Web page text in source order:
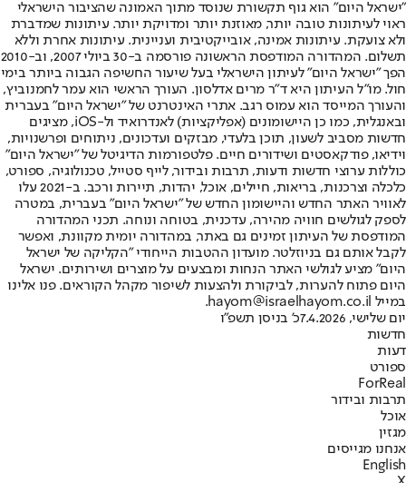
"ישראל היום" הוא גוף תקשורת שנוסד מתוך האמונה שהציבור הישראלי
ראוי לעיתונות טובה יותר, מאוזנת יותר ומדויקת יותר. עיתונות שמדברת
ולא צועקת. עיתונות אמינה, אובייקטיבית ועניינית. עיתונות אחרת וללא
תשלום. המהדורה המודפסת הראשונה פורסמה ב-30 ביולי 2007, וב-2010
הפך "ישראל היום" לעיתון הישראלי בעל שיעור החשיפה הגבוה ביותר בימי
חול. מו"ל העיתון היא ד"ר מרים אדלסון. העורך הראשי הוא עמר לחמנוביץ,
והעורך המייסד הוא עמוס רגב. אתרי האינטרנט של "ישראל היום" בעברית
ובאנגלית, כמו כן היישומונים (אפליקציות) לאנדרואיד ול-iOS, מציגים
חדשות מסביב לשעון, תוכן בלעדי, מבזקים ועדכונים, ניתוחים ופרשנויות,
וידיאו, פודקאסטים ושידורים חיים. פלטפורמות הדיגיטל של "ישראל היום"
כוללות ערוצי חדשות ודעות, תרבות ובידור, לייף סטייל, טכנולוגיה, ספורט,
כלכלה וצרכנות, בריאות, חיילים, אוכל, יהדות, תיירות ורכב. ב-2021 עלו
לאוויר האתר החדש והיישומון החדש של "ישראל היום" בעברית, במטרה
לספק לגולשים חוויה מהירה, עדכנית, בטוחה ונוחה. תכני המהדורה
המודפסת של העיתון זמינים גם באתר, במהדורה יומית מקוונת, ואפשר
לקבל אותם גם בניוזלטר. מועדון ההטבות הייחודי "הקליקה של ישראל
היום" מציע לגולשי האתר הנחות ומבצעים על מוצרים ושירותים. ישראל
היום פתוח להערות, לביקורת ולהצעות לשיפור מקהל הקוראים. פנו אלינו
במייל hayom@israelhayom.co.il.
יום שלישי, 7.4.2026
כ' בניסן תשפ"ו
חדשות
דעות
ספורט
ForReal
תרבות ובידור
אוכל
מגזין
אנחנו מגייסים
English